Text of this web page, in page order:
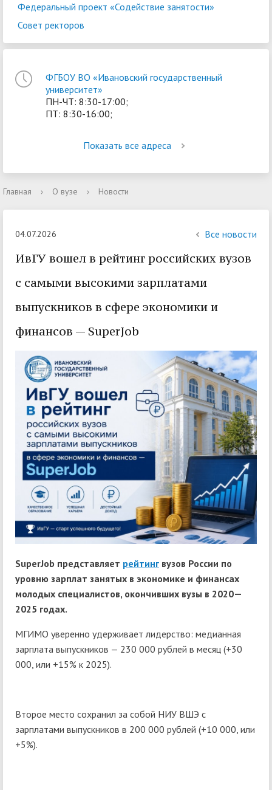
Федеральный проект «Содействие занятости»
Совет ректоров
ФГБОУ ВО «Ивановский государственный
университет»
ПН-ЧТ: 8:30-17:00;
ПТ: 8:30-16:00;
Показать все адреса
Главная › О вузе › Новости
04.07.2026 Все новости
ИвГУ вошел в рейтинг российских вузов
с самыми высокими зарплатами
выпускников в сфере экономики и
финансов — SuperJob
SuperJob представляет рейтинг вузов России по
уровню зарплат занятых в экономике и финансах
молодых специалистов, окончивших вузы в 2020—
2025 годах.
МГИМО уверенно удерживает лидерство: медианная
зарплата выпускников — 230 000 рублей в месяц (+30
000, или +15% к 2025).
Второе место сохранил за собой НИУ ВШЭ с
зарплатами выпускников в 200 000 рублей (+10 000, или
+5%).